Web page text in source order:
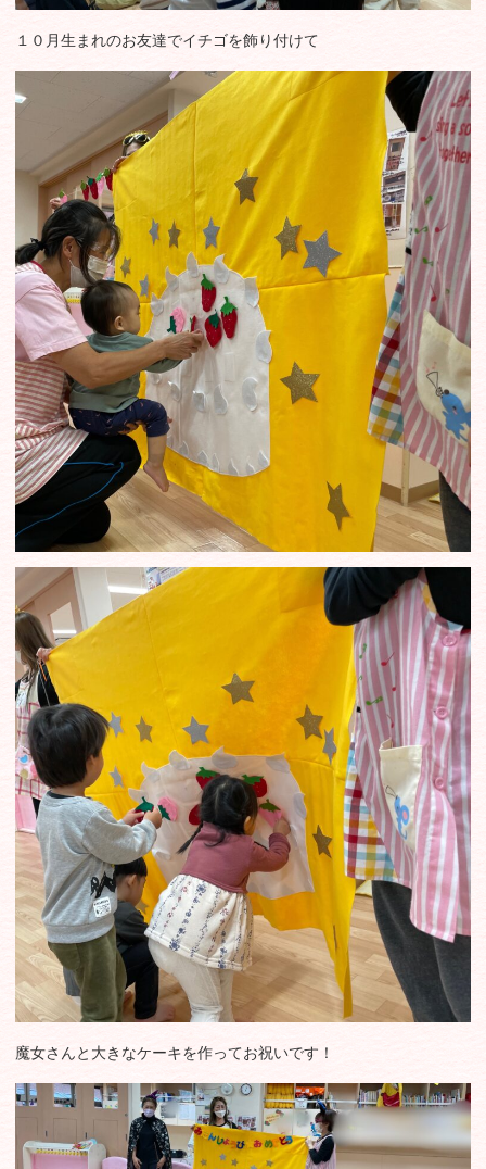
１０月生まれのお友達でイチゴを飾り付けて
魔女さんと大きなケーキを作ってお祝いです！